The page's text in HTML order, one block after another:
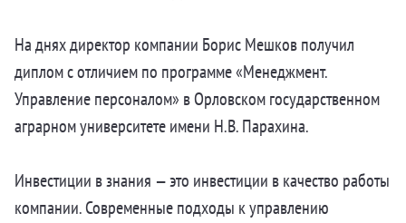
На днях директор компании Борис Мешков получил
диплом с отличием по программе «Менеджмент.
Управление персоналом» в Орловском государственном
аграрном университете имени Н.В. Парахина.
Инвестиции в знания — это инвестиции в качество работы
компании. Современные подходы к управлению